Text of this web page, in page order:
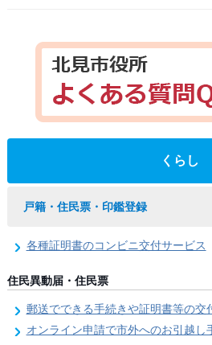
くらし
戸籍・住民票・印鑑登録
各種証明書のコンビニ交付サービス
住民異動届・住民票
郵送でできる手続きや証明書等の交付請求（
オンライン申請で市外へのお引越し手